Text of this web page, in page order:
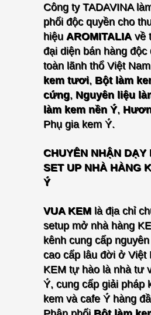
Công ty TADAVINA
phối độc quyền cho
hiệu AROMITALIA về
đại diện bán hàng độc
toàn lãnh thổ Việt Nam
kem tươi, Bột làm
cứng, Nguyên liệu
làm kem nền Ý,
Phụ gia kem Ý.
CHUYÊN NHẬN DẠY
SET UP NHÀ HÀNG
Ý
VUA KEM là địa chỉ
setup mở nhà hàng
kênh cung cấp
cao cấp lâu đời ở Việt
KEM tự hào là nhà tư
Ý, cung cấp giải pháp
kem và cafe Ý hàng